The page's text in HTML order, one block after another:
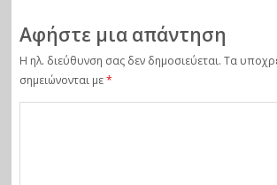
Αφήστε μια απάντηση
Η ηλ. διεύθυνση σας δεν δημοσιεύεται. Τα
σημειώνονται με*